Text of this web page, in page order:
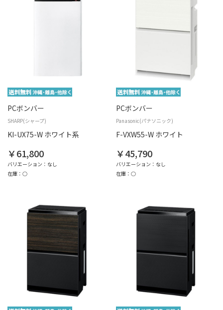
PCボンバー
SHARP(シャープ)
KI-UX75-W ホワイト系
￥61,800
バリエーション：なし
在庫：○
PCボンバー
Panasonic(パナソニック)
F-VXW55-W ホワイト
￥45,790
バリエーション：なし
在庫：○